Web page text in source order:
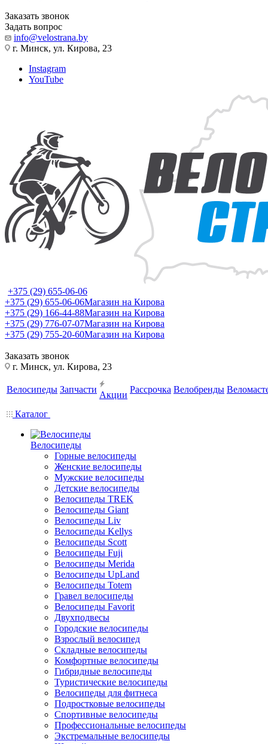
Заказать звонок
Задать вопрос
info@velostrana.by
г. Минск, ул. Кирова, 23
Instagram
YouTube
+375 (29) 655-06-06
+375 (29) 655-06-06Магазин на Кирова
+375 (29) 166-44-88Магазин на Кирова
+375 (29) 776-07-07Магазин на Кирова
+375 (29) 755-20-60Магазин на Кирова
Заказать звонок
г. Минск, ул. Кирова, 23
Велосипеды Запчасти
Акции
Рассрочка Велобренды
Каталог
Велосипеды
Горные велосипеды
Женские велосипеды
Мужские велосипеды
Детские велосипеды
Велосипеды TREK
Велосипеды Giant
Велосипеды Liv
Велосипеды Kellys
Велосипеды Scott
Велосипеды Fuji
Велосипеды Merida
Велосипеды UpLand
Велосипеды Totem
Гравел велосипеды
Велосипеды Favorit
Двухподвесы
Городские велосипеды
Взрослый велосипед
Складные велосипеды
Комфортные велосипеды
Гибридные велосипеды
Туристические велосипеды
Велосипеды для фитнеса
Подростковые велосипеды
Спортивные велосипеды
Профессиональные велосипеды
Экстремальные велосипеды